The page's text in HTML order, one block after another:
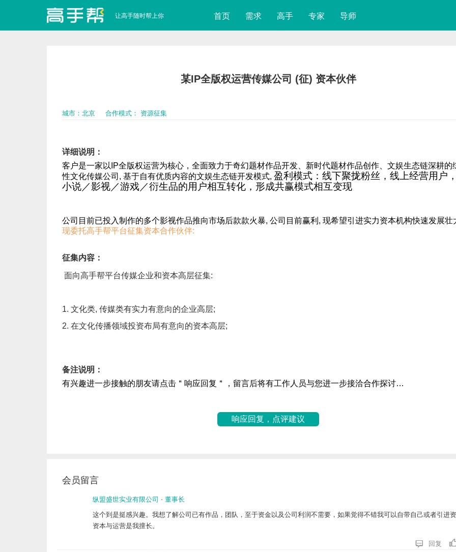
让高手随时帮上你 首页 需求 高手 专家 导师
某IP全版权运营传媒公司 (征) 资本伙伴
城市：北京 合作模式： 资源征集
详细说明
客户是一家以IP全版权运营为核心，全面致力于奇幻题材作品开发、新时代题材作品创作、文娱生态链深耕的
性文化传媒公司, 基于自有优质内容的文娱生态链开发模式, 盈利模式： 线下聚拢粉丝，线上经营用户
小说／影视／游戏／衍生品的用户相互转化，形成共赢模式相互变现
公司目前已投入制作的多个影视作品推向市场后款款火暴, 公司目前赢利, 现希望引进实力资本机构快速发展壮
现委托高手帮平台征集资本合作伙伴:
征集内容
面向高手帮平台传媒企业和资本高层征集:
1. 文化类, 传媒类有实力有意向的企业高层;
2. 在文化传播领域投资布局有意向的资本高层;
备注说明
有兴趣进一步接触的朋友请点击＂响应回复＂， 留言后将有工作人员与您进一步接洽合作探讨…
响应回复，点评建议
会员留言
纵盟盛世实业有限公司 ⋅ 董事长
这个到是挺感兴趣。我想了解公司已有作品，团队，至于资金以及公司利润不需要，如果觉得不错我可以自带自己或者引进资
资本与运营是我擅长。
 回复